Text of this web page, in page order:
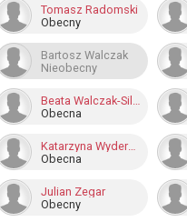
Tomasz Radomski
Obecny
Bartosz Walczak
Nieobecny
Beata Walczak-Silińska
Obecna
Katarzyna Wyderkiewicz
Obecna
Julian Zegar
Obecny